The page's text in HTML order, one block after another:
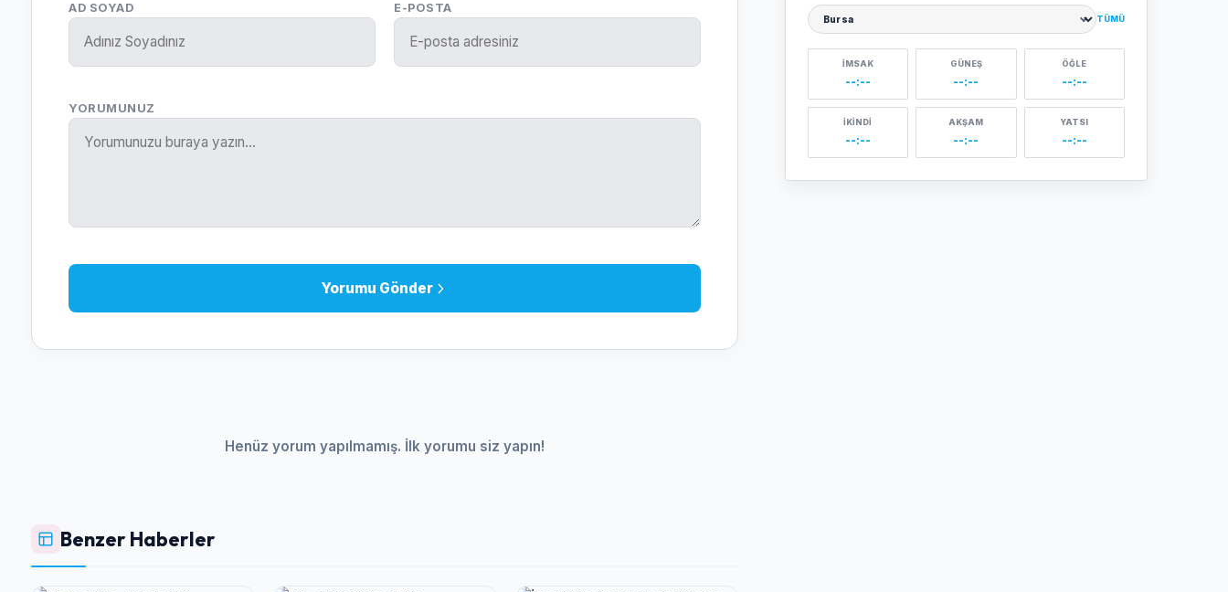
AD SOYAD E-POSTA
YORUMUNUZ
Yorumu Gönder
Henüz yorum yapılmamış. İlk yorumu siz yapın!
Benzer Haberler
Şehir seçin
TÜMÜ
İMSAK
--:--
GÜNEŞ
--:--
ÖĞLE
--:--
İKINDI
--:--
AKŞAM
--:--
YATSI
--:--